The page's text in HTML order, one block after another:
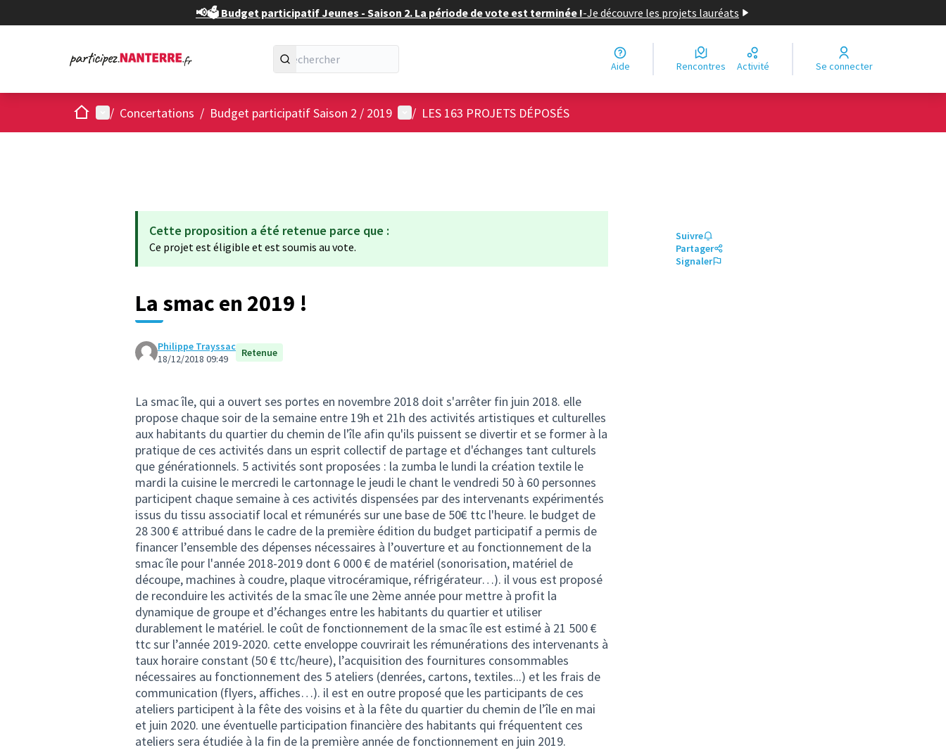
📢🗳️ Budget participatif Jeunes - Saison 2. La période de vote est terminée !-Je découvre les projets lauréats
Aide Rencontres Activité Se connecter
AccueilMenu principal
/ Concertations / Budget participatif Saison 2 / 2019 Menu utilisateur
/ LES 163 PROJETS DÉPOSÉS
Cette proposition a été retenue parce que :
Ce projet est éligible et est soumis au vote.
La smac en 2019 !
Philippe Trayssac
18/12/2018 09:49
Retenue
La smac île, qui a ouvert ses portes en novembre 2018 doit s'arrêter fin juin 2018. elle
propose chaque soir de la semaine entre 19h et 21h des activités artistiques et culturelles
aux habitants du quartier du chemin de l'île afin qu'ils puissent se divertir et se former à la
pratique de ces activités dans un esprit collectif de partage et d'échanges tant culturels
que générationnels. 5 activités sont proposées : la zumba le lundi la création textile le
mardi la cuisine le mercredi le cartonnage le jeudi le chant le vendredi 50 à 60 personnes
participent chaque semaine à ces activités dispensées par des intervenants expérimentés
issus du tissu associatif local et rémunérés sur une base de 50€ ttc l'heure. le budget de
28 300 € attribué dans le cadre de la première édition du budget participatif a permis de
financer l’ensemble des dépenses nécessaires à l’ouverture et au fonctionnement de la
smac île pour l'année 2018-2019 dont 6 000 € de matériel (sonorisation, matériel de
découpe, machines à coudre, plaque vitrocéramique, réfrigérateur…). il vous est proposé
de reconduire les activités de la smac île une 2ème année pour mettre à profit la
dynamique de groupe et d’échanges entre les habitants du quartier et utiliser
durablement le matériel. le coût de fonctionnement de la smac île est estimé à 21 500 €
ttc sur l’année 2019-2020. cette enveloppe couvrirait les rémunérations des intervenants à
taux horaire constant (50 € ttc/heure), l’acquisition des fournitures consommables
nécessaires au fonctionnement des 5 ateliers (denrées, cartons, textiles...) et les frais de
communication (flyers, affiches…). il est en outre proposé que les participants de ces
ateliers participent à la fête des voisins et à la fête du quartier du chemin de l’île en mai
et juin 2020. une éventuelle participation financière des habitants qui fréquentent ces
ateliers sera étudiée à la fin de la première année de fonctionnement en juin 2019.
Suivre
Partager
Signaler